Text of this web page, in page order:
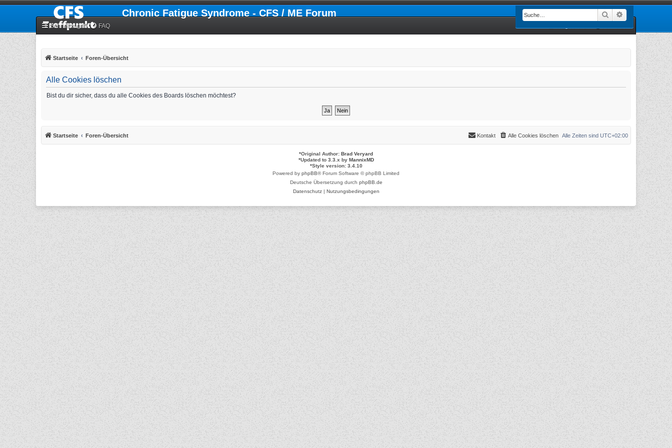
Chronic Fatigue Syndrome - CFS / ME Forum Suche
Schnellzugriff FAQ
Startseite Foren-Übersicht
Alle Cookies löschen
Bist du dir sicher, dass du alle Cookies des Boards löschen möchtest?
Startseite Foren-Übersicht Alle Zeiten sind UTC+02:00
Alle Cookies löschen
Kontakt
*Original Author: Brad Veryard
*Updated to 3.3.x by MannixMD
*Style version: 3.4.10
Powered by phpBB® Forum Software © phpBB Limited
Deutsche Übersetzung durch phpBB.de
Datenschutz| Nutzungsbedingungen